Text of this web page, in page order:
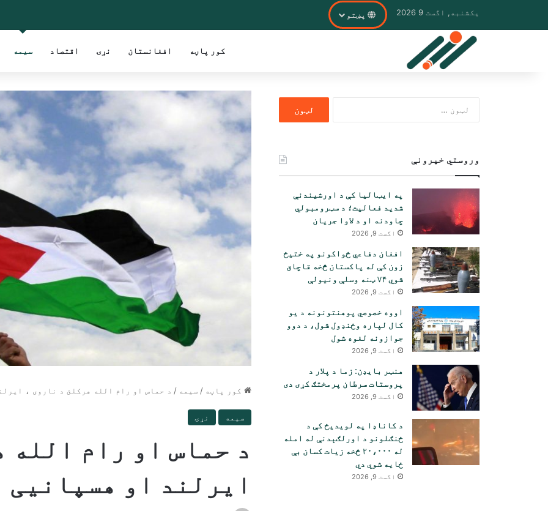
یکشنبه, اگست 9 2026 پښتو
کور پاڼه افغانستان نړۍ اقتصاد سیمه
کور پاڼه / سیمه / د حماس او رام الله هرکلئ د ناروی ،
سیمه نړۍ
د حماس او رام الله
ایرلند او هسپانیی
لپاره
وروستي خپرونې
په ایټالیا کې د اورشیندنې
شدید فعالیت؛ د سټرومبولي
چاودنه او د لاوا جریان
اگست 9, 2026
افغان دفاعي ځواکونو په ختیځ
زون کې له پاکستان څخه قاچاق
شوي ۷۴ ټنه وسلې ونیولې
اگست 9, 2026
اووه خصوصي پوهنتونونه د یو
کال لپاره وځنډول شول، د دوو
جوازونه لغوه شول
اگست 9, 2026
هنټر بایډن: زما د پلار د
پروستات سرطان پرمختګ کړی دی
اگست 9, 2026
د کاناډا په لویدیځ کې د
ځنګلونو د اورلګېدنې له امله
له ۲۰،۰۰۰ څخه زیات کسان بې
ځایه شوي دي
اگست 9, 2026